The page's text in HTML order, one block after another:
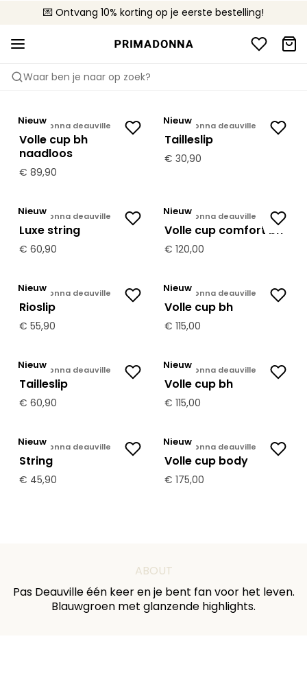
💌 Ontvang 10% korting op je eerste bestelling!
🚚 Gratis bezorging boven €90
📦 Gratis retourneren
Waar ben je naar op zoek?PRIMADONNA
Nieuw
Primadonna deauville
Volle cup bh
naadloos
€ 89,90
Nieuw
Primadonna deauville
Tailleslip
€ 30,90
Nieuw
Primadonna deauville
Luxe string
€ 60,90
Nieuw
Primadonna deauville
Volle cup comfort bh
€ 120,00
Nieuw
Primadonna deauville
Rioslip
€ 55,90
Nieuw
Primadonna deauville
Volle cup bh
€ 115,00
Nieuw
Primadonna deauville
Tailleslip
€ 60,90
Nieuw
Primadonna deauville
Volle cup bh
€ 115,00
Nieuw
Primadonna deauville
String
€ 45,90
Nieuw
Primadonna deauville
Volle cup body
€ 175,00
ABOUT
Pas Deauville één keer en je bent fan voor het leven.
Blauwgroen met glanzende highlights.